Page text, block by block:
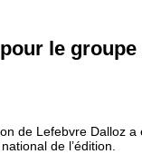
le
de Lefebvre Dalloz
de l’édition.